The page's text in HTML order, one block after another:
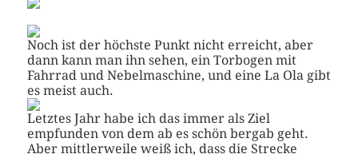
Noch ist der höchste Punkt nicht erreicht, aber
dann kann man ihn sehen, ein Torbogen mit
Fahrrad und Nebelmaschine, und eine La Ola gibt
es meist auch.
Letztes Jahr habe ich das immer als Ziel
empfunden von dem ab es schön bergab geht.
Aber mittlerweile weiß ich, dass die Strecke